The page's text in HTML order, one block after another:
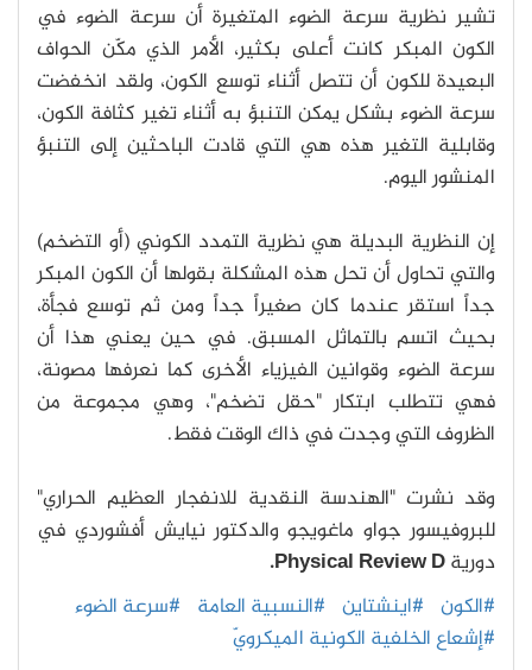
تشير نظرية سرعة الضوء المتغيرة أن سرعة الضوء في
الكون المبكر كانت أعلى بكثير، الأمر الذي مكّن الحواف
البعيدة للكون أن تتصل أثناء توسع الكون، ولقد انخفضت
سرعة الضوء بشكل يمكن التنبؤ به أثناء تغير كثافة الكون،
وقابلية التغير هذه هي التي قادت الباحثين إلى التنبؤ
المنشور اليوم.
إن النظرية البديلة هي نظرية التمدد الكوني (أو التضخم)
والتي تحاول أن تحل هذه المشكلة بقولها أن الكون المبكر
جداً استقر عندما كان صغيراً جداً ومن ثم توسع فجأة،
بحيث اتسم بالتماثل المسبق. في حين يعني هذا أن
سرعة الضوء وقوانين الفيزياء الأخرى كما نعرفها مصونة،
فهي تتطلب ابتكار "حقل تضخم"، وهي مجموعة من
الظروف التي وجدت في ذاك الوقت فقط.
وقد نشرت "الهندسة النقدية للانفجار العظيم الحراري"
للبروفيسور جواو ماغويجو والدكتور نيايش أفشوردي في
دوريةPhysical Review D.
#الكون #اينشتاين #النسبية العامة #سرعة الضوء
#إشعاع الخلفية الكونية الميكرويّ